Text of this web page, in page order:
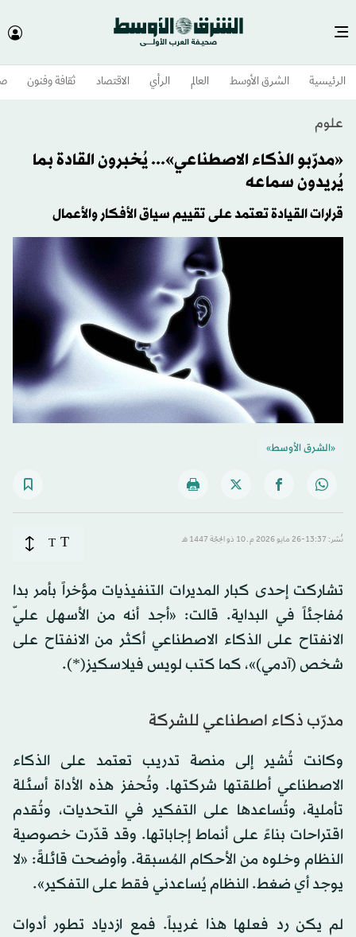
الرئيسية الشرق الأوسط​ العالم الرأي الاقتصاد ثقافة وفنون
علوم
«مدرّبو الذكاء الاصطناعي»... يُخبرون القادة بما
يُريدون سماعه
قرارات القيادة تعتمد على تقييم سياق الأفكار والأعمال
«الشرق الأوسط»
نُشر: 13:37-26 مايو 2026 م ـ 10 ذو الحِجّة 1447 هـ T
T
تشاركت إحدى كبار المديرات التنفيذيات مؤخراً بأمر بدا
مُفاجئاً في البداية. قالت: «أجد أنه من الأسهل عليّ
الانفتاح على الذكاء الاصطناعي أكثر من الانفتاح على
شخص (آدمي)»، كما كتب لويس فيلاسكيز(*).
مدرّب ذكاء اصطناعي للشركة
وكانت تُشير إلى منصة تدريب تعتمد على الذكاء
الاصطناعي أطلقتها شركتها. وتُحفز هذه الأداة أسئلة
تأملية، وتُساعدها على التفكير في التحديات، وتُقدم
اقتراحات بناءً على أنماط إجاباتها. وقد قدّرت خصوصية
النظام وخلوه من الأحكام المُسبقة. وأوضحت قائلةً: «لا
يوجد أي ضغط. النظام يُساعدني فقط على التفكير».
لم يكن رد فعلها هذا غريباً. فمع ازدياد تطور أدوات